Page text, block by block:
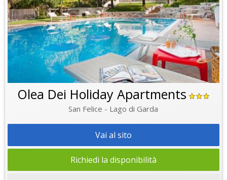
Olea Dei Holiday Apartments
San Felice - Lago di Garda
Vai al sito
Richiedi la disponibilità